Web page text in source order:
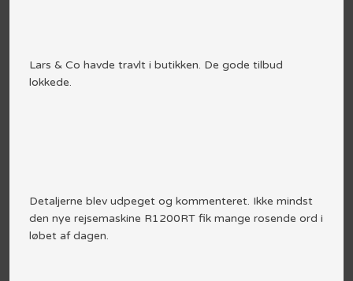
Lars & Co havde travlt i butikken. De gode tilbud
lokkede.
Detaljerne blev udpeget og kommenteret. Ikke mindst
den nye rejsemaskine R1200RT fik mange rosende ord i
løbet af dagen.